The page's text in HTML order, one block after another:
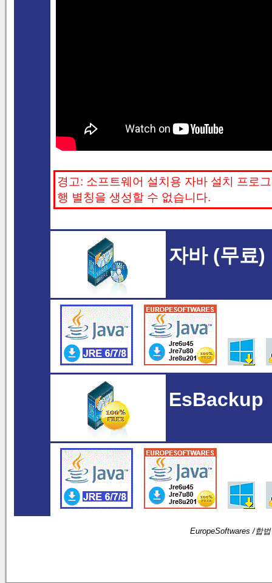
경고: 소프트웨어 설치용 자바 설치 프로
행 별칭을 생성할 수 없습니다.
자바 (무료)
EsBackup
EuropeSoftwares /합